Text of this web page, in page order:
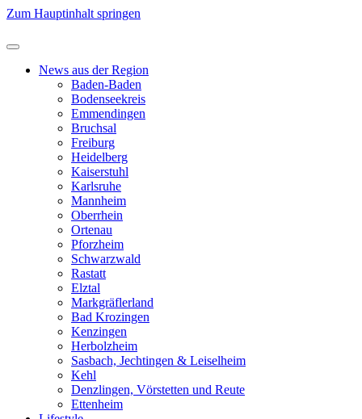
Zum Hauptinhalt springen
News aus der Region
Baden-Baden
Bodenseekreis
Emmendingen
Bruchsal
Freiburg
Heidelberg
Kaiserstuhl
Karlsruhe
Mannheim
Oberrhein
Ortenau
Pforzheim
Schwarzwald
Rastatt
Elztal
Markgräflerland
Bad Krozingen
Kenzingen
Herbolzheim
Sasbach, Jechtingen & Leiselheim
Kehl
Denzlingen, Vörstetten und Reute
Ettenheim